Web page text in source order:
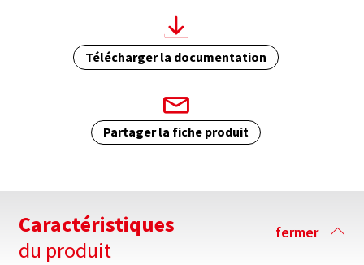
Télécharger la documentation
Partager la fiche produit
Caractéristiques
du produit
fermer